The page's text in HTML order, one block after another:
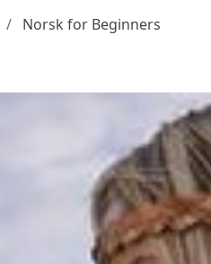
Norsk for Beginners